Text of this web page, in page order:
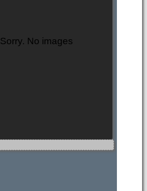
Sorry. No images